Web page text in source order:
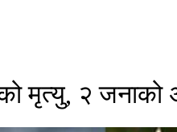
मृत्यु, २ जनाको